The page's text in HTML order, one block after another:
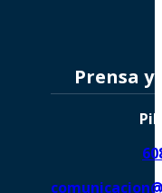
Prensa